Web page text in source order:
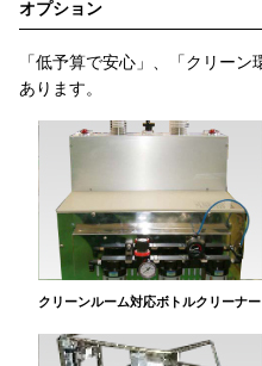
オプション
「低予算で安心」、「クリー
あります。
クリーンルーム対応ボトルクリーナー